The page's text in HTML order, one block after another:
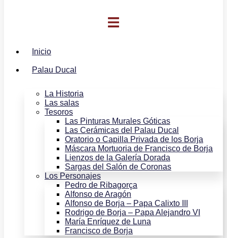
Inicio
Palau Ducal
La Historia
Las salas
Tesoros
Las Pinturas Murales Góticas
Las Cerámicas del Palau Ducal
Oratorio o Capilla Privada de los Borja
Máscara Mortuoria de Francisco de Borja
Lienzos de la Galería Dorada
Sargas del Salón de Coronas
Los Personajes
Pedro de Ribagorça
Alfonso de Aragón
Alfonso de Borja – Papa Calixto III
Rodrigo de Borja – Papa Alejandro VI
María Enríquez de Luna
Francisco de Borja